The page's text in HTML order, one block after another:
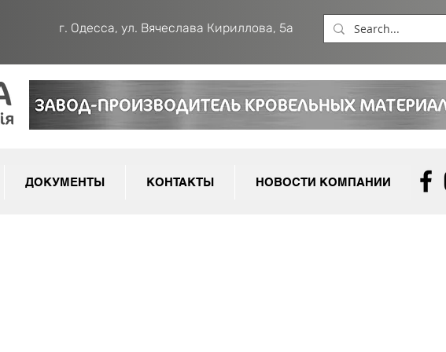
г. Одесса, ул. Вячеслава Кириллова, 5а
ДОКУМЕНТЫ КОНТАКТЫ НОВОСТИ КОМПАНИИ